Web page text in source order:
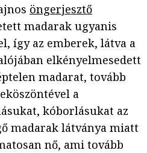
öngerjesztő
madarak ugyanis
így az emberek, látva a
elkényelmesedett
madarat, tovább
a
kóborlásukat az
madarak látványa miatt
nő, ami tovább